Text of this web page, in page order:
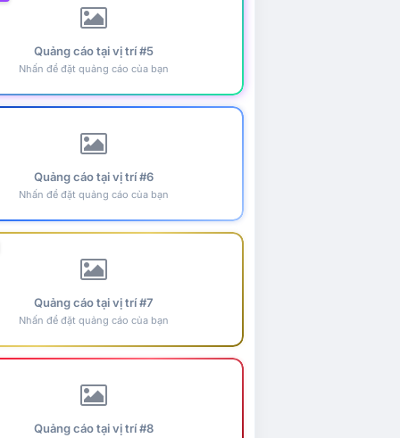
Quảng cáo tại vị trí #5
Nhấn để đặt quảng cáo của bạn
Quảng cáo tại vị trí #6
Nhấn để đặt quảng cáo của bạn
Quảng cáo tại vị trí #7
Nhấn để đặt quảng cáo của bạn
Quảng cáo tại vị trí #8